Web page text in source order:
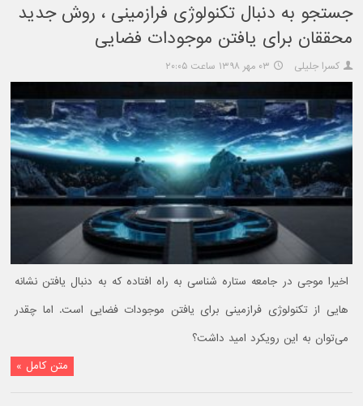
جستجو به دنبال تکنولوژی فرازمینی ، روش جدید
محققان برای یافتن موجودات فضایی
کسرا جلیلی ۰۳ مهر ۱۳۹۸ ساعت ۲۰:۰۵
اخیرا موجی در جامعه ستاره شناسی به راه افتاده که به دنبال یافتن نشانه
هایی از تکنولوژی فرازمینی برای یافتن موجودات فضایی است. اما چقدر
می‌توان به این رویکرد امید داشت؟
متن کامل »